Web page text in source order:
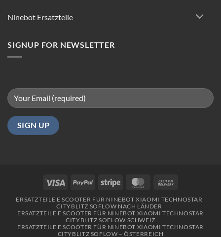
Ninebot Ersatzteile
SIGNUP FOR NEWSLETTER
Visa PayPal Stripe MasterCard
Delivery
ERSATZTEILE E SCOOTER FÜR NINEBOT XIAOMI TECHNOSTAR
CITYBLITZ SOFLOW NACH LÄNDER
ERSATZTEILE E SCOOTER FÜR NINEBOT XIAOMI TECHNOSTAR
CITYBLITZ SOFLOW SCHWEIZ
ERSATZTEILE E SCOOTER FÜR NINEBOT XIAOMI TECHNOSTAR
CITYBLITZ SOFLOW – ÖSTERREICH